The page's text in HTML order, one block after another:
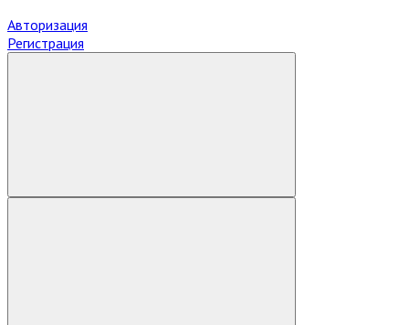
Авторизация
Регистрация